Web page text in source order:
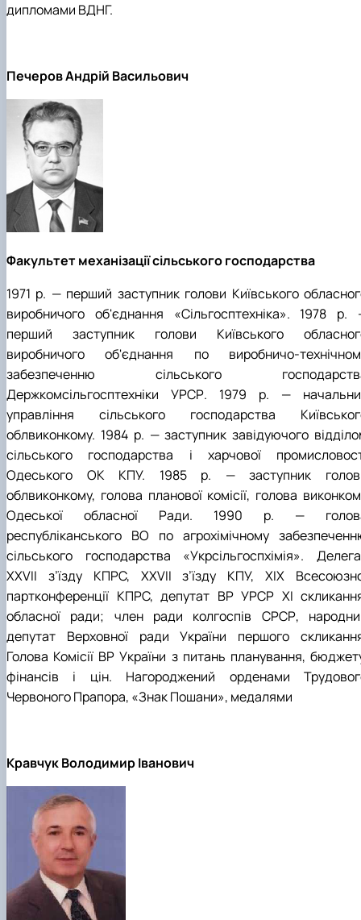
дипломами ВДНГ.
Печеров Андрій Васильович
Факультет механізації сільського господарства
1971 р. — перший заступник голови Київського
виробничого об'єднання «Сільгосптехніка». 1978 р.
перший заступник голови Київського
виробничого об'єднання по виробничо-
забезпеченню сільського
Держкомсільгосптехніки УРСР. 1979 р. —
управління сільського господарства
облвиконкому. 1984 р. — заступник завідуючого
сільського господарства і харчової
Одеського ОК КПУ. 1985 р. — заступник
облвиконкому, голова планової комісії, голова
Одеської обласної Ради. 1990 р. —
республіканського ВО по агрохімічному
сільського господарства «Укрсільгоспхімія».
XXVII з’їзду КПРС, XXVII з’їзду КПУ, XIX
партконференції КПРС, депутат ВР УРСР XI
обласної ради; член ради колгоспів СРСР,
депутат Верховної ради України першого
Голова Комісії ВР України з питань планування,
фінансів і цін. Нагороджений орденами
Червоного Прапора, «Знак Пошани», медалями
Кравчук Володимир Іванович